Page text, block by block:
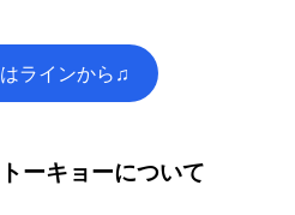
ラインから♫
ーキョーについて